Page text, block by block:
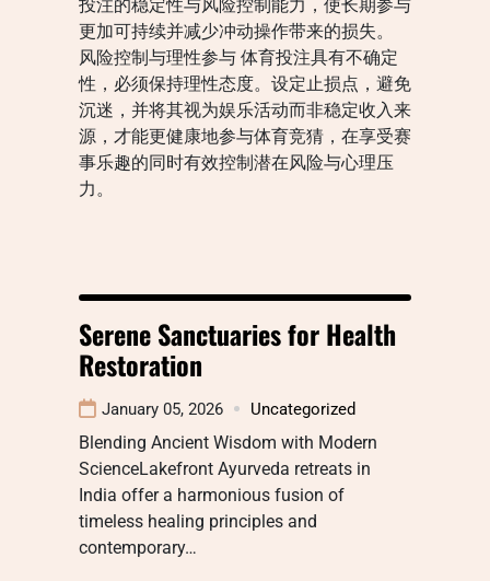
投注的稳定性与风险控制能力，使长期参与
更加可持续并减少冲动操作带来的损失。
风险控制与理性参与 体育投注具有不确定
性，必须保持理性态度。设定止损点，避免
沉迷，并将其视为娱乐活动而非稳定收入来
源，才能更健康地参与体育竞猜，在享受赛
事乐趣的同时有效控制潜在风险与心理压
力。
Serene Sanctuaries for Health
Restoration
January 05, 2026 Uncategorized
Blending Ancient Wisdom with Modern
ScienceLakefront Ayurveda retreats in
India offer a harmonious fusion of
timeless healing principles and
contemporary…